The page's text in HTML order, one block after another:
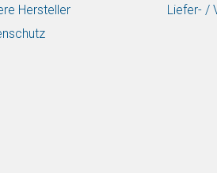
Hersteller
Liefer- /